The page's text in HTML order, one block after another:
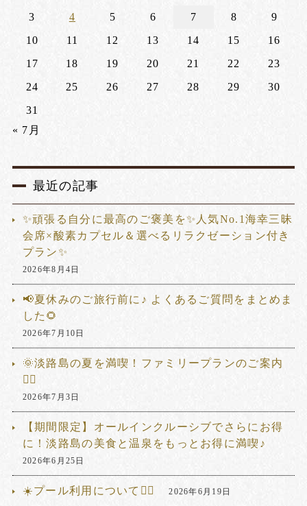
3
4 5 6 7 8
9
10
11 12 13 14 15
16
17
18 19 20 21 22
23
24
25 26 27 28 29
30
31
« 7月
最近の記事
✨頑張る自分に最高のご褒美を✨人気No.1海幸三昧
会席×酸素カプセル＆選べるリラクゼーション付き
プラン✨
2026年8月4日
📢夏休みのご旅行前に♪ よくあるご質問をまとめま
した🌻
2026年7月10日
🌞淡路島の夏を満喫！ファミリープランのご案内
🏊‍♂️
2026年7月3日
【期間限定】オールインクルーシブでさらにお得
に！淡路島の美食と温泉をもっとお得に満喫♪
2026年6月25日
☀️プール利用について🏊‍♂️ 2026年6月19日